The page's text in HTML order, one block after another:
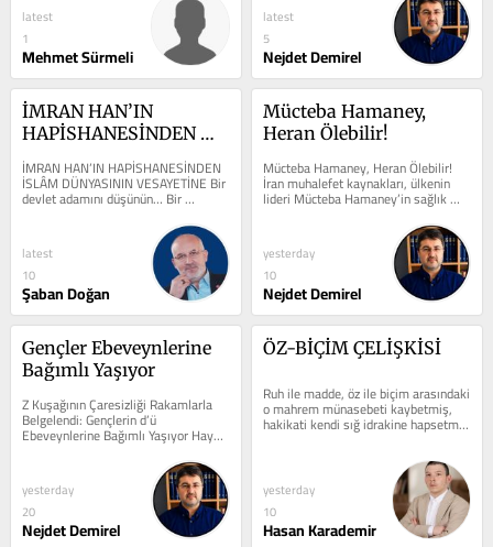
latest
1
Mehmet Sürmeli
latest
5
Nejdet Demirel
İMRAN HAN’IN
HAPİSHANESİNDEN
İSLÂM DÜNYASININ
VESAYETİNE
İMRAN HAN’IN HAPİSHANESİNDEN
İSLÂM DÜNYASININ VESAYETİNE Bir
devlet adamını düşünün… Bir
zamanlar ülkesinin başbakanı…...
latest
10
Şaban Doğan
Mücteba Hamaney,
Heran Ölebilir!
Mücteba Hamaney, Heran Ölebilir!
İran muhalefet kaynakları, ülkenin
lideri Mücteba Hamaney’in sağlık
durumunun kritik aşamaya geldiğini
yesterday
10
Nejdet Demirel
Gençler Ebeveynlerine
Bağımlı Yaşıyor
Z Kuşağının Çaresizliği Rakamlarla
Belgelendi: Gençlerin d’ü
Ebeveynlerine Bağımlı Yaşıyor Hayat
Pahalılığı ve Daralan İstihdam...
yesterday
20
Nejdet Demirel
ÖZ-BİÇİM ÇELİŞKİSİ
Ruh ile madde, öz ile biçim arasındaki
o mahrem münasebeti kaybetmiş,
hakikati kendi sığ idrakine hapsetmiş
bir zamanın yetimleriyiz. Bugün...
yesterday
10
Hasan Karademir